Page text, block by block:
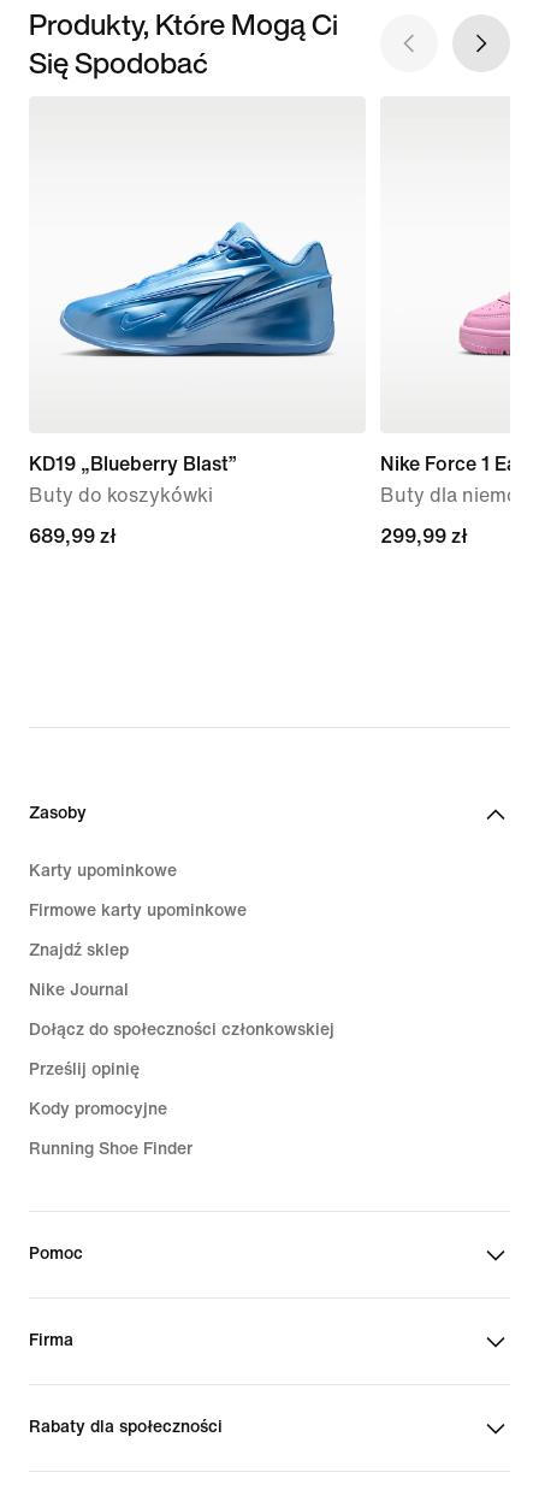
Produkty, Które Mogą Ci
Się Spodobać
KD19 „Blueberry Blast”
Buty do koszykówki
689,99 zł
689,99 zł
Nike Force 1
Buty dla
299,99 zł
299,99 zł
Zasoby
Karty upominkowe
Firmowe karty upominkowe
Znajdź sklep
Nike Journal
Dołącz do społeczności członkowskiej
Prześlij opinię
Kody promocyjne
Running Shoe Finder
Pomoc
Firma
Rabaty dla społeczności